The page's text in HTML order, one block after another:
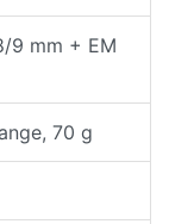
9 mm + EM
70 g